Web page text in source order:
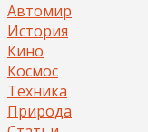
Автомир
История
Кино
Космос
Техника
Природа